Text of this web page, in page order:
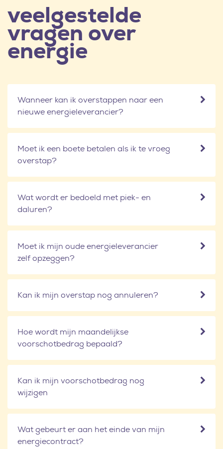
veelgestelde
vragen over
energie
Wanneer kan ik overstappen naar een
nieuwe energieleverancier?
Moet ik een boete betalen als ik te vroeg
overstap?
Wat wordt er bedoeld met piek- en
daluren?
Moet ik mijn oude energieleverancier
zelf opzeggen?
Kan ik mijn overstap nog annuleren?
Hoe wordt mijn maandelijkse
voorschotbedrag bepaald?
Kan ik mijn voorschotbedrag nog
wijzigen
Wat gebeurt er aan het einde van mijn
energiecontract?